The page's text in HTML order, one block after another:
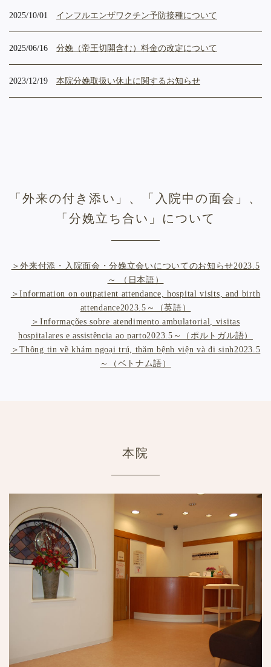
2025/10/01 インフルエンザワクチン予防接種について
2025/06/16 分娩（帝王切開含む）料金の改定について
2023/12/19 本院分娩取扱い休止に関するお知らせ
「外来の付き添い」、「入院中の面会」、
「分娩立ち合い」について
＞外来付添・入院面会・分娩立会いについてのお知らせ2023.5
～ （日本語）
＞Information on outpatient attendance, hospital visits, and birth
attendance2023.5～（英語）
＞Informações sobre atendimento ambulatorial, visitas
hospitalares e assistência ao parto2023.5～（ポルトガル語）
＞Thông tin về khám ngoại trú, thăm bệnh viện và đi sinh2023.5
～（ベトナム語）
本院